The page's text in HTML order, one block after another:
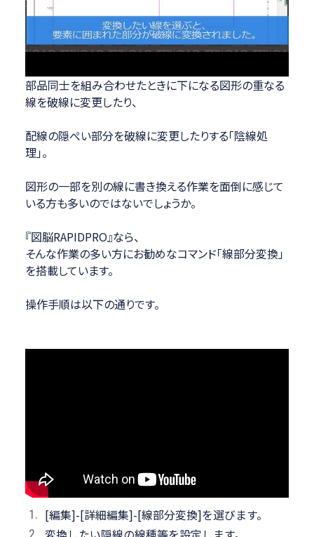
部品同士を組み合わせたときに下になる図形の重なる
線を破線に変更したり、
配線の隠ぺい部分を破線に変更したりする「陰線処
理」。
図形の一部を別の線に書き換える作業を面倒に感じて
いる方も多いのではないでしょうか。
『図脳RAPIDPRO』なら、
そんな作業の多い方にお勧めなコマンド「線部分変換」
を搭載しています。
操作手順は以下の通りです。
[編集]-[詳細編集]-[線部分変換]を選びます。